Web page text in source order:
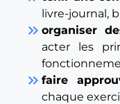
livre-journal,
keyboard_double_arrow_right organiser
acter les
keyboard_double_arrow_right faire
chaque